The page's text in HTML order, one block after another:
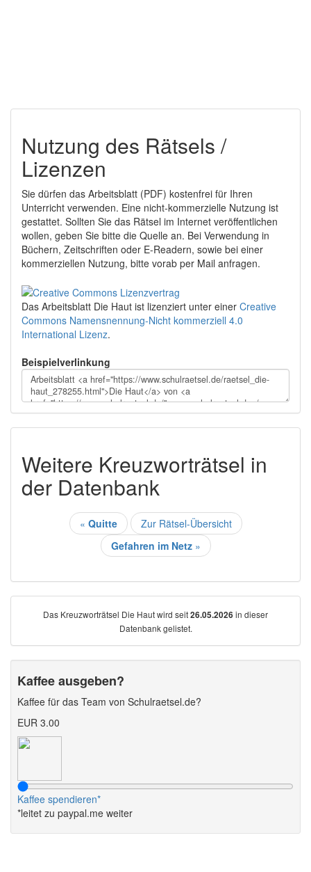
Nutzung des Rätsels /
Lizenzen
Sie dürfen das Arbeitsblatt (PDF) kostenfrei für Ihren
Unterricht verwenden. Eine nicht-kommerzielle Nutzung ist
gestattet. Sollten Sie das Rätsel im Internet veröffentlichen
wollen, geben Sie bitte die Quelle an. Bei Verwendung in
Büchern, Zeitschriften oder E-Readern, sowie bei einer
kommerziellen Nutzung, bitte vorab per Mail anfragen.
Das Arbeitsblatt Die Haut ist lizenziert unter einer Creative
Commons Namensnennung-Nicht kommerziell 4.0
International Lizenz.
Beispielverlinkung
Weitere Kreuzworträtsel in
der Datenbank
« Quitte
Zur Rätsel-Übersicht
Gefahren im Netz»
Das Kreuzworträtsel Die Haut wird seit26.05.2026 in dieser
Datenbank gelistet.
Kaffee ausgeben?
Kaffee für das Team von Schulraetsel.de?
EUR 3.00
Kaffee spendieren*
*leitet zu paypal.me weiter